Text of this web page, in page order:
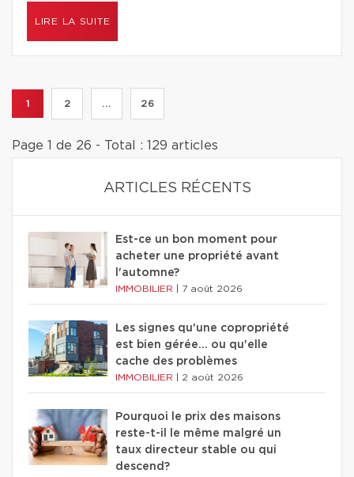
LIRE LA SUITE
1 2 ... 26
Page 1 de 26 - Total : 129 articles
ARTICLES RÉCENTS
Est-ce un bon moment pour
acheter une propriété avant
l'automne?
IMMOBILIER 7 août 2026
Les signes qu'une copropriété
est bien gérée… ou qu'elle
cache des problèmes
IMMOBILIER 2 août 2026
Pourquoi le prix des maisons
reste-t-il le même malgré un
taux directeur stable ou qui
descend?